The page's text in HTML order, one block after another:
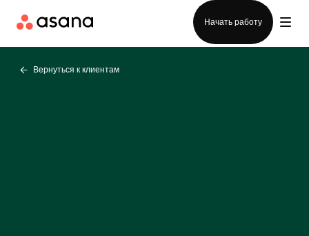
Начать работу
Вернуться к клиентам